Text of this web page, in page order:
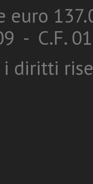
euro
- C.F.
i diritti